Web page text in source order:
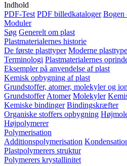
Indhold
PDF-Test PDF billedkataloger Bogen
Moduler
Søg Generelt om plast
Plastmaterialernes historie
De første plasttyper Moderne
Terminologi Plastmaterialernes
Eksempler på anvendelse af plast
Kemisk opbygning af plast
Grundstoffer, atomer, molekyler og
Grundstoffer Atomer Molekyler
Kemiske bindinger Bindingskræfter
Organiske stoffers opbygning
Højpolymerer
Polymerisation
Additionspolymerisation
Plastpolymerers struktur
Polymerers krystallinitet